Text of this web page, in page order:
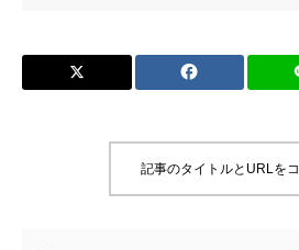
記事のタイトルとURLを